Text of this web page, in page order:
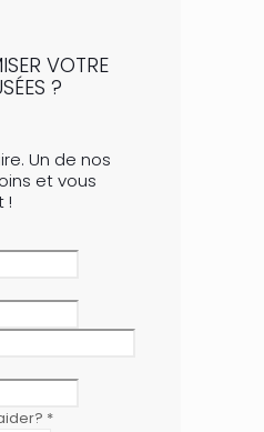
VOTRE
?
Un de nos
et vous
!
*